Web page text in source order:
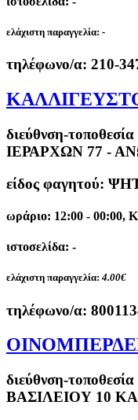
ελάχιστη παραγγελία: -
τηλέφωνο/α: 210-
διεύθνση-
ΙΕΡΑΡΧΩΝ 77 -
είδος φαγητού:
ωράριο: 12:00 - 00:00,
ιστοσελίδα: -
ελάχιστη παραγγελία: 4.00€
τηλέφωνο/α:
διεύθνση-
ΒΑΣΙΛΕΙΟΥ 10